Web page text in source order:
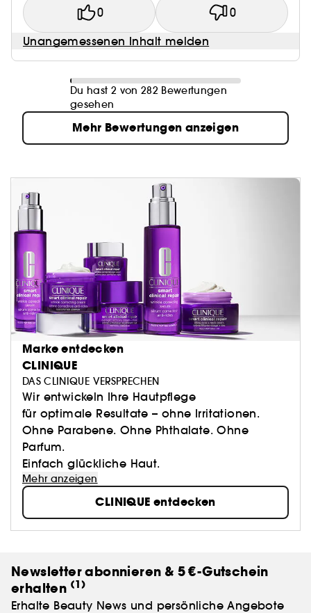
0 0
Unangemessenen Inhalt melden
Du hast 2 von 282 Bewertungen
gesehen
Mehr Bewertungen anzeigen
Marke entdecken
CLINIQUE
DAS CLINIQUE VERSPRECHEN
Wir entwickeln Ihre Hautpflege
für optimale Resultate – ohne Irritationen.
Ohne Parabene. Ohne Phthalate. Ohne
Parfum.
Einfach glückliche Haut.
Mehr anzeigen
CLINIQUE entdecken
Newsletter abonnieren & 5 €-Gutschein
erhalten (1)
Erhalte Beauty News und persönliche Angebote